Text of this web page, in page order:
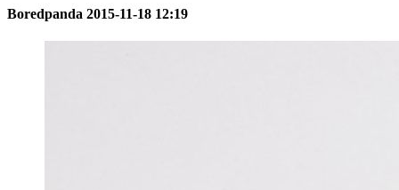
Boredpanda 2015-11-18 12:19